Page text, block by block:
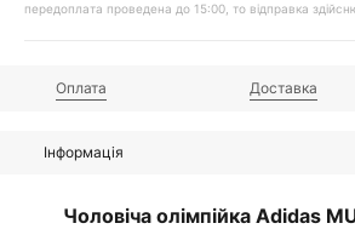
передоплата проведена до 15:00, то відправка
Оплата Доставка
Інформація
Чоловіча олімпійка Adidas